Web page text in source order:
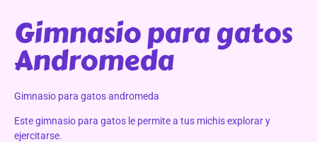
Gimnasio para gatos
Andromeda
Gimnasio para gatos andromeda
Este gimnasio para gatos le permite a tus michis explorar y
ejercitarse.